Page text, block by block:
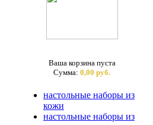
Ваша корзина пуста
Сумма: 0,00 руб.
настольные наборы из
кожи
настольные наборы из